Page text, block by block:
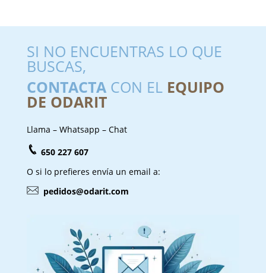
SI NO ENCUENTRAS LO QUE
BUSCAS,
CONTACTACON EL EQUIPO
DE ODARIT
Llama – Whatsapp – Chat
650 227 607
O si lo prefieres envía un email a:
pedidos@odarit.com